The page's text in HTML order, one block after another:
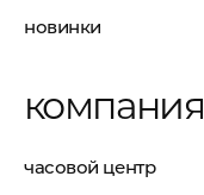
новинки
компания
часовой центр